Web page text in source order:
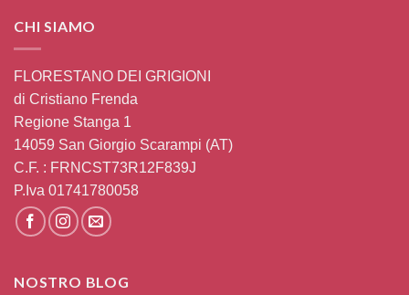
CHI SIAMO
FLORESTANO DEI GRIGIONI
di Cristiano Frenda
Regione Stanga 1
14059 San Giorgio Scarampi (AT)
C.F. : FRNCST73R12F839J
P.Iva 01741780058
NOSTRO BLOG